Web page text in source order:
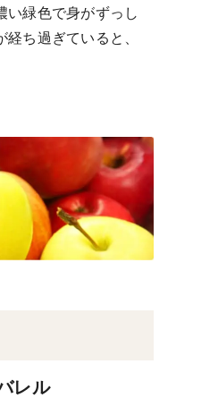
い緑色で身がずっし
ち過ぎていると、
レル